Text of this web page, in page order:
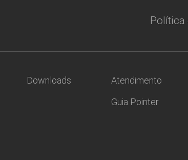
Política
Downloads
Atendimento
Guia Pointer